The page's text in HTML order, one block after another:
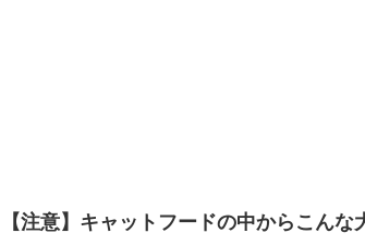
【注意】キャットフードの中からこん